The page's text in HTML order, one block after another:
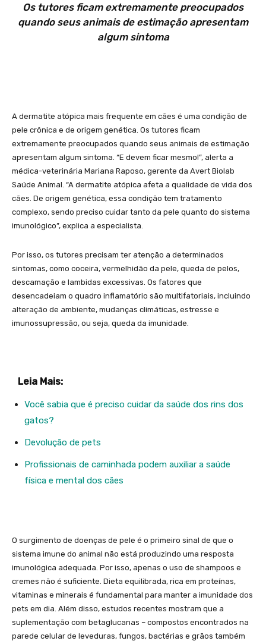
Os tutores ficam extremamente preocupados
quando seus animais de estimação apresentam
algum sintoma
A dermatite atópica mais frequente em cães é uma condição de
pele crônica e de origem genética. Os tutores ficam
extremamente preocupados quando seus animais de estimação
apresentam algum sintoma. “E devem ficar mesmo!”, alerta a
médica-veterinária Mariana Raposo, gerente da Avert Biolab
Saúde Animal. “A dermatite atópica afeta a qualidade de vida dos
cães. De origem genética, essa condição tem tratamento
complexo, sendo preciso cuidar tanto da pele quanto do sistema
imunológico”, explica a especialista.
Por isso, os tutores precisam ter atenção a determinados
sintomas, como coceira, vermelhidão da pele, queda de pelos,
descamação e lambidas excessivas. Os fatores que
desencadeiam o quadro inflamatório são multifatoriais, incluindo
alteração de ambiente, mudanças climáticas, estresse e
imunossupressão, ou seja, queda da imunidade.
Leia Mais:
Você sabia que é preciso cuidar da saúde dos rins dos
gatos?
Devolução de pets
Profissionais de caminhada podem auxiliar a saúde
física e mental dos cães
O surgimento de doenças de pele é o primeiro sinal de que o
sistema imune do animal não está produzindo uma resposta
imunológica adequada. Por isso, apenas o uso de shampoos e
cremes não é suficiente. Dieta equilibrada, rica em proteínas,
vitaminas e minerais é fundamental para manter a imunidade dos
pets em dia. Além disso, estudos recentes mostram que a
suplementação com betaglucanas – compostos encontrados na
parede celular de leveduras, fungos, bactérias e grãos também